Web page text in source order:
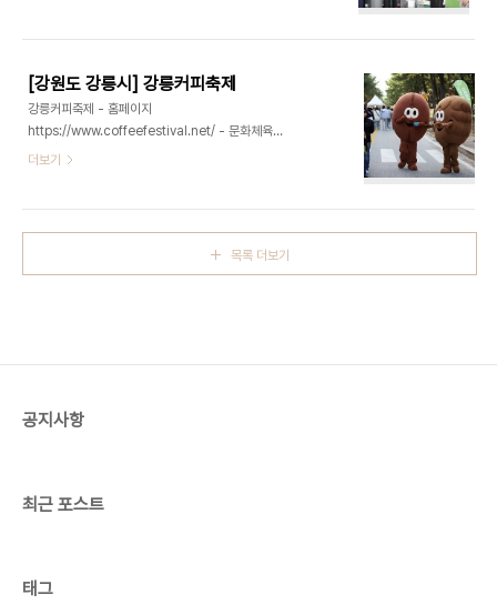
라이너까지 취향에 따라 다양한 공연을 관람할 수 있
게..
수 있는 행사이다. 축제 기간 동안 영동에서 생산된
고품질 와인을 시음할 수 있으며, 와인과 어울리는 지
역 특산물과 음식도 함께 제공되어 미식의 즐거움을
더한다. 또한 음악 공연, 퍼레이드, 체험 프로그램 등
다채로운 이벤트가 마련되어 가족 단위 방문객부터
김하고 있다. 특히 와인 양조 과정과 역사에 대한 전
[강원도 강릉시] 강릉커피축제
강릉커피축제 - 홈페이지
https://www.coffeefestival.net/ - 문화체육관
광부, 강원특별자치도, 강릉시 033-647-6802
매해 30만명이 넘는 관람객과 커피 업계 종사자 뿐
더보기
목록 더보기
공지사항
최근 포스트
태그